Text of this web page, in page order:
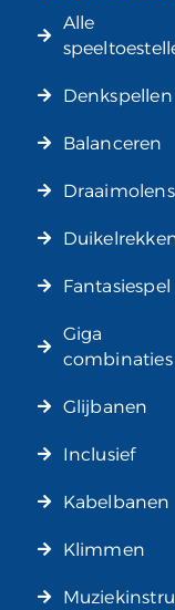
Alle
Denkspellen
Balanceren
Draaimolens
Fantasiespel
Giga
combinaties
Glijbanen
Inclusief
Kabelbanen
Klimmen